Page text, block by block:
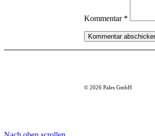
Kommentar *
© 2026 Pales GmbH